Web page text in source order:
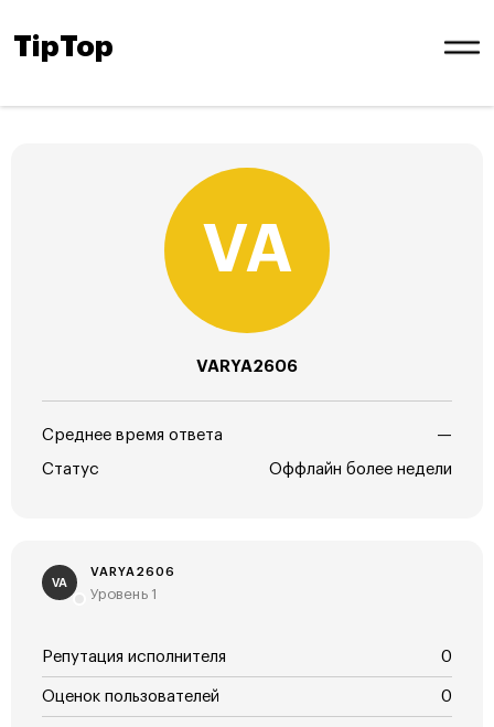
TipTop
VARYA2606
Среднее время ответа —
Статус Оффлайн более недели
VA
VARYA2606
Уровень 1
Репутация исполнителя 0
Оценок пользователей 0